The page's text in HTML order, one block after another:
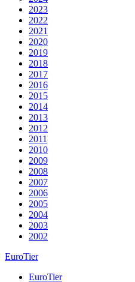
2023
2022
2021
2020
2019
2018
2017
2016
2015
2014
2013
2012
2011
2010
2009
2008
2007
2006
2005
2004
2003
2002
EuroTier
EuroTier